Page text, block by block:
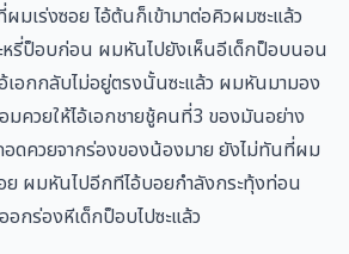
มเร่งซอย ไอ้ต้นก็เข้ามาต่อคิวผมซะแล้ว
รี่ป็อบก่อน ผมหันไปยังเห็นอีเด็กป็อบนอน
เอกกลับไม่อยู่ตรงนั้นซะแล้ว ผมหันมามอง
มควยให้ไอ้เอกชายชู้คนที่3 ของมันอย่าง
ดควยจากร่องของน้องมาย ยังไม่ทันที่ผม
ย ผมหันไปอีกทีไอ้บอยกำลังกระทุ้งท่อน
กร่องหีเด็กป็อบไปซะแล้ว